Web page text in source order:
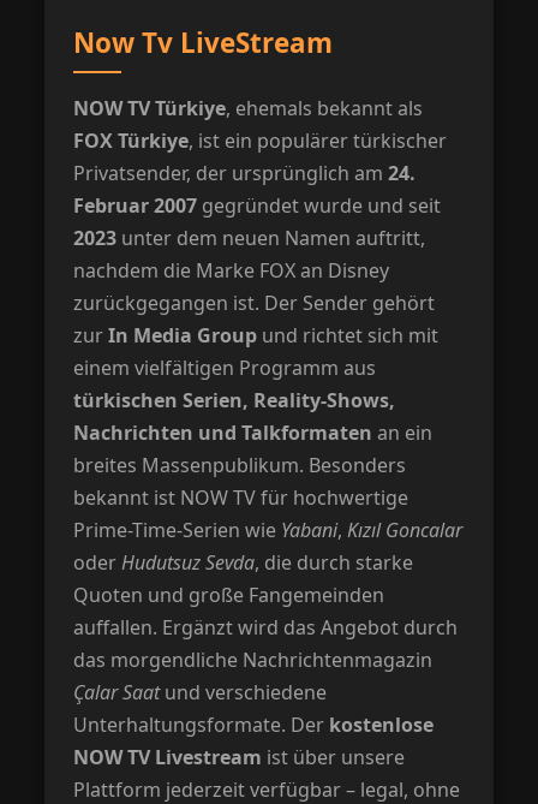
Now Tv LiveStream
NOW TV Türkiye, ehemals bekannt als
FOX Türkiye, ist ein populärer türkischer
Privatsender, der ursprünglich am24.
Februar 2007 gegründet wurde und seit
2023 unter dem neuen Namen auftritt,
nachdem die Marke FOX an Disney
zurückgegangen ist. Der Sender gehört
zurIn Media Group und richtet sich mit
einem vielfältigen Programm aus
türkischen Serien, Reality-Shows,
Nachrichten und Talkformaten an ein
breites Massenpublikum. Besonders
bekannt ist NOW TV für hochwertige
Prime-Time-Serien wie Yabani,Kızıl Goncalar
oderHudutsuz Sevda, die durch starke
Quoten und große Fangemeinden
auffallen. Ergänzt wird das Angebot durch
das morgendliche Nachrichtenmagazin
Çalar Saatund verschiedene
Unterhaltungsformate. Der kostenlose
NOW TV Livestream ist über unsere
Plattform jederzeit verfügbar – legal, ohne